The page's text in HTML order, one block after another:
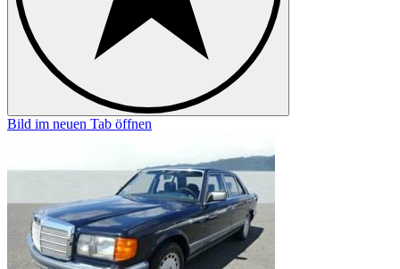
Bild im neuen Tab öffnen